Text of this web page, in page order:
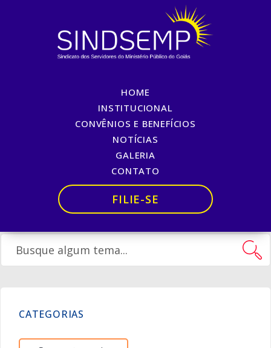
HOME
INSTITUCIONAL
CONVÊNIOS E BENEFÍCIOS
NOTÍCIAS
GALERIA
CONTATO
FILIE-SE
EDUCA $IND$EMP: COMO
POSSO ECONOMIZAR?
EDUCA $IND$EMP: COMO POSSO ECONOMIZAR?
CATEGORIAS